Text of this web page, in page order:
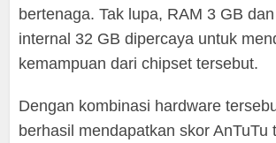
bertenaga. Tak lupa, RAM 3 GB
internal 32 GB dipercaya untuk
kemampuan dari chipset tersebut.
Dengan kombinasi hardware
berhasil mendapatkan skor AnTuTu